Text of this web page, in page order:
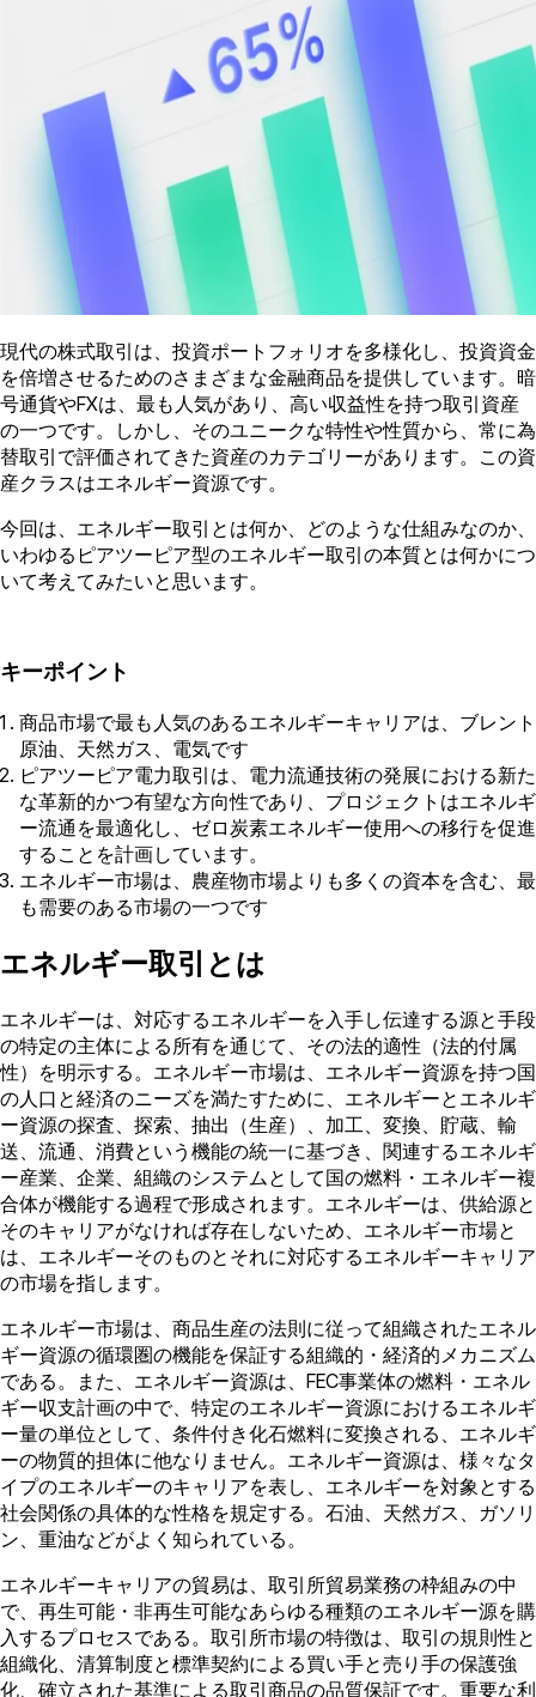
現代の株式取引は、投資ポートフォリオを多様化し、投資資金
を倍増させるためのさまざまな金融商品を提供しています。暗
号通貨やFXは、最も人気があり、高い収益性を持つ取引資産
の一つです。しかし、そのユニークな特性や性質から、常に為
替取引で評価されてきた資産のカテゴリーがあります。この資
産クラスはエネルギー資源です。
今回は、エネルギー取引とは何か、どのような仕組みなのか、
いわゆるピアツーピア型のエネルギー取引の本質とは何かにつ
いて考えてみたいと思います。
キーポイント
商品市場で最も人気のあるエネルギーキャリアは、ブレント
原油、天然ガス、電気です
ピアツーピア電力取引は、電力流通技術の発展における新た
な革新的かつ有望な方向性であり、プロジェクトはエネルギ
ー流通を最適化し、ゼロ炭素エネルギー使用への移行を促進
することを計画しています。
エネルギー市場は、農産物市場よりも多くの資本を含む、最
も需要のある市場の一つです
エネルギー取引とは
エネルギーは、対応するエネルギーを入手し伝達する源と手段
の特定の主体による所有を通じて、その法的適性（法的付属
性）を明示する。エネルギー市場は、エネルギー資源を持つ国
の人口と経済のニーズを満たすために、エネルギーとエネルギ
ー資源の探査、探索、抽出（生産）、加工、変換、貯蔵、輸
送、流通、消費という機能の統一に基づき、関連するエネルギ
ー産業、企業、組織のシステムとして国の燃料・エネルギー複
合体が機能する過程で形成されます。エネルギーは、供給源と
そのキャリアがなければ存在しないため、エネルギー市場と
は、エネルギーそのものとそれに対応するエネルギーキャリア
の市場を指します。
エネルギー市場は、商品生産の法則に従って組織されたエネル
ギー資源の循環圏の機能を保証する組織的・経済的メカニズム
である。また、エネルギー資源は、FEC事業体の燃料・エネル
ギー収支計画の中で、特定のエネルギー資源におけるエネルギ
ー量の単位として、条件付き化石燃料に変換される、エネルギ
ーの物質的担体に他なりません。エネルギー資源は、様々なタ
イプのエネルギーのキャリアを表し、エネルギーを対象とする
社会関係の具体的な性格を規定する。石油、天然ガス、ガソリ
ン、重油などがよく知られている。
エネルギーキャリアの貿易は、取引所貿易業務の枠組みの中
で、再生可能・非再生可能なあらゆる種類のエネルギー源を購
入するプロセスである。取引所市場の特徴は、取引の規則性と
組織化、清算制度と標準契約による買い手と売り手の保護強
化、確立された基準による取引商品の品質保証です。重要な利